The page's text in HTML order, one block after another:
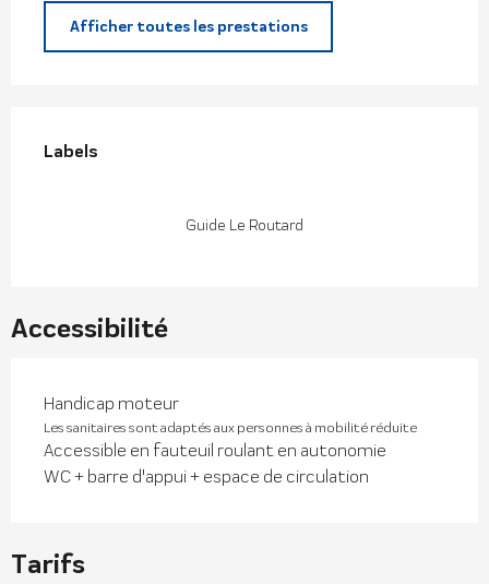
Afficher toutes les prestations
Offres de prestations
Labels
Labels
Guide Le Routard
Accessibilité
Handicap moteur
Les sanitaires sont adaptés aux personnes à mobilité réduite
Accessible en fauteuil roulant en autonomie
WC + barre d'appui + espace de circulation
Tarifs